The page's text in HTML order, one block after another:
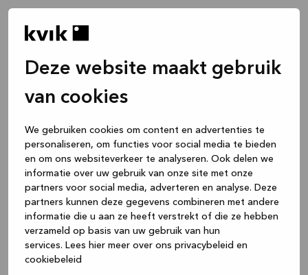
Deze website maakt gebruik
van cookies
We gebruiken cookies om content en advertenties te
personaliseren, om functies voor social media te bieden
en om ons websiteverkeer te analyseren. Ook delen we
informatie over uw gebruik van onze site met onze
partners voor social media, adverteren en analyse. Deze
partners kunnen deze gegevens combineren met andere
informatie die u aan ze heeft verstrekt of die ze hebben
verzameld op basis van uw gebruik van hun
services. Lees hier meer over ons privacybeleid en
cookiebeleid